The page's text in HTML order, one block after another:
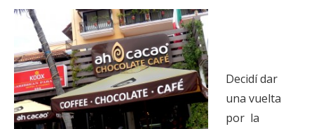
Decidí dar
una vuelta
por la